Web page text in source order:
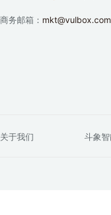
商务邮箱： mkt@vulbox.com
关于我们 斗象